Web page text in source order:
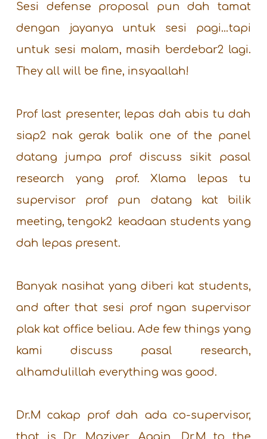
Sesi defense proposal pun dah tamat
dengan jayanya untuk sesi pagi…tapi
untuk sesi malam, masih berdebar2 lagi.
They all will be fine, insyaallah!
Prof last presenter, lepas dah abis tu dah
siap2 nak gerak balik one of the panel
datang jumpa prof discuss sikit pasal
research yang prof. Xlama lepas tu
supervisor prof pun datang kat bilik
meeting, tengok2 keadaan students yang
dah lepas present.
Banyak nasihat yang diberi kat students,
and after that sesi prof ngan supervisor
plak kat office beliau. Ade few things yang
kami discuss pasal research,
alhamdulillah everything was good.
Dr.M cakap prof dah ada co-supervisor,
that is Dr. Maziyer. Again, Dr.M to the